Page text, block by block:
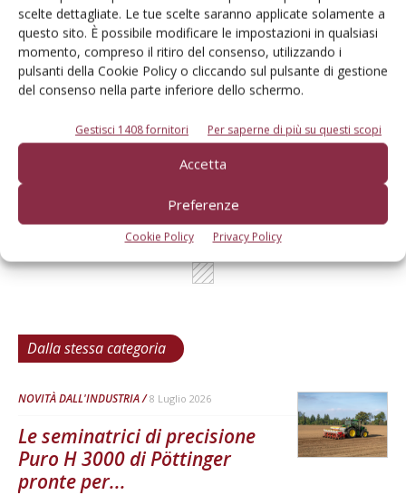
scelte dettagliate. Le tue scelte saranno applicate solamente a
questo sito. È possibile modificare le impostazioni in qualsiasi
momento, compreso il ritiro del consenso, utilizzando i
pulsanti della Cookie Policy o cliccando sul pulsante di gestione
del consenso nella parte inferiore dello schermo.
Gestisci 1408 fornitori Per saperne di più su questi scopi
Accetta
Preferenze
Cookie Policy Privacy Policy
L'Esperto risponde
I consigli di Terra e Vita agli agricoltori
Cerca adesso
Dalla stessa categoria
NOVITÀ DALL'INDUSTRIA 8 Luglio 2026
Le seminatrici di precisione
Puro H 3000 di Pöttinger
pronte per...